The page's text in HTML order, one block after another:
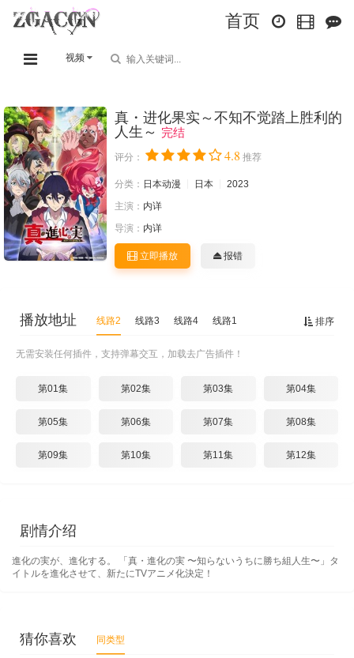
首页
视频
真・进化果实～不知不觉踏上胜利的
人生～ 完结
评分： 4.8 推荐
分类： 日本动漫 日本
2023
主演： 内详
导演： 内详
立即播放 报错
排序
播放地址 线路2 线路3 线路4 线路1
无需安装任何插件，支持弹幕交互，加载去广告插件！
第01集 第02集 第03集 第04集
第05集 第06集 第07集 第08集
第09集 第10集 第11集 第12集
剧情介绍
進化の実が、進化する。 「真・進化の実 〜知らないうちに勝ち組人生〜」タ
イトルを進化させて、新たにTVアニメ化決定！
猜你喜欢 同类型